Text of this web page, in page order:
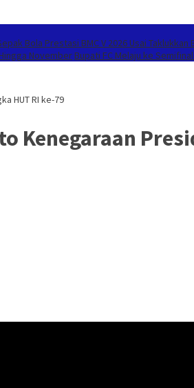
Bola Prestasi BMC V 2026 Usai Taklukkan
NovemberBupati FC Melaju ke Semifinal
HUT RI ke-79
Kenegaraan